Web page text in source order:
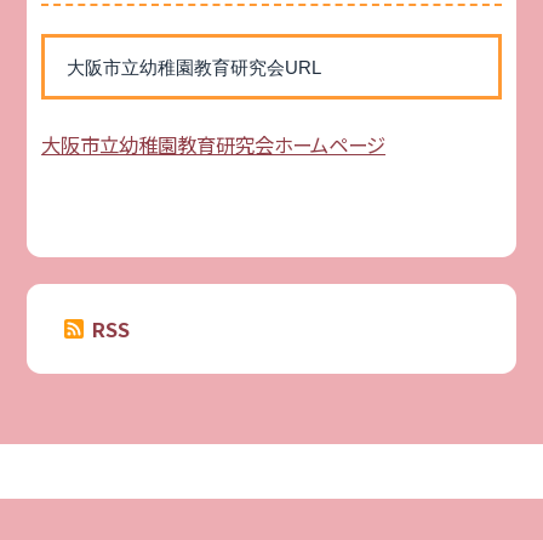
大阪市立幼稚園教育研究会URL
大阪市立幼稚園教育研究会ホームページ
RSS